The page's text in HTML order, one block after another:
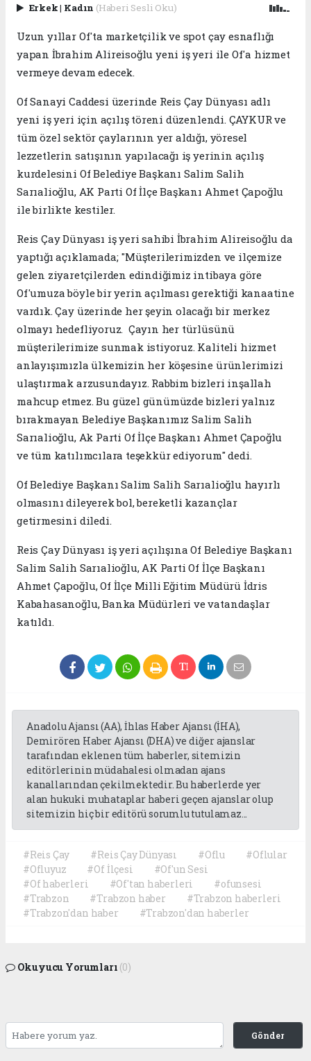
Erkek| Kadın (Haberi Sesli Oku)
Uzun yıllar Of'ta marketçilik ve spot çay esnaflığı
yapan İbrahim Alireisoğlu yeni iş yeri ile Of'a hizmet
vermeye devam edecek.
Of Sanayi Caddesi üzerinde Reis Çay Dünyası adlı
yeni iş yeri için açılış töreni düzenlendi. ÇAYKUR ve
tüm özel sektör çaylarının yer aldığı, yöresel
lezzetlerin satışının yapılacağı iş yerinin açılış
kurdelesini Of Belediye Başkanı Salim Salih
Sarıalioğlu, AK Parti Of İlçe Başkanı Ahmet Çapoğlu
ile birlikte kestiler.
Reis Çay Dünyası iş yeri sahibi İbrahim Alireisoğlu da
yaptığı açıklamada; "Müşterilerimizden ve ilçemize
gelen ziyaretçilerden edindiğimiz intibaya göre
Of'umuza böyle bir yerin açılması gerektiği kanaatine
vardık. Çay üzerinde her şeyin olacağı bir merkez
olmayı hedefliyoruz. Çayın her türlüsünü
müşterilerimize sunmak istiyoruz. Kaliteli hizmet
anlayışımızla ülkemizin her köşesine ürünlerimizi
ulaştırmak arzusundayız. Rabbim bizleri inşallah
mahcup etmez. Bu güzel günümüzde bizleri yalnız
bırakmayan Belediye Başkanımız Salim Salih
Sarıalioğlu, Ak Parti Of İlçe Başkanı Ahmet Çapoğlu
ve tüm katılımcılara teşekkür ediyorum" dedi.
Of Belediye Başkanı Salim Salih Sarıalioğlu hayırlı
olmasını dileyerek bol, bereketli kazançlar
getirmesini diledi.
Reis Çay Dünyası iş yeri açılışına Of Belediye Başkanı
Salim Salih Sarıalioğlu, AK Parti Of İlçe Başkanı
Ahmet Çapoğlu, Of İlçe Milli Eğitim Müdürü İdris
Kabahasanoğlu, Banka Müdürleri ve vatandaşlar
katıldı.
Anadolu Ajansı (AA), İhlas Haber Ajansı (İHA),
Demirören Haber Ajansı (DHA) ve diğer ajanslar
tarafından eklenen tüm haberler, sitemizin
editörlerinin müdahalesi olmadan ajans
kanallarından çekilmektedir. Bu haberlerde yer
alan hukuki muhataplar haberi geçen ajanslar olup
sitemizin hiç bir editörü sorumlu tutulamaz...
#Reis Çay #Reis Çay Dünyası #Oflu
#Oflular
#Ofluyuz
#Of İlçesi
#Of'un Sesi
#Of haberleri
#Of'tan haberleri
#ofunsesi
#Trabzon
#Trabzon haber
#Trabzon haberleri
#Trabzon'dan haber
#Trabzon'dan haberler
Okuyucu Yorumları (0)
Gönder